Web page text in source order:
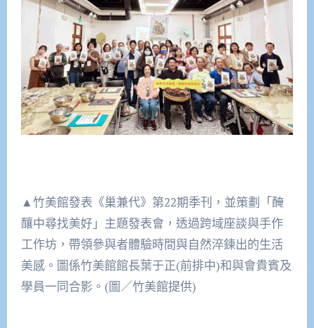
▲竹美館發表《巢兼代》第22期季刊，並策劃「醃
釀中尋找美好」主題發表會，透過跨域座談與手作
工作坊，帶領參與者體驗時間與自然淬鍊出的生活
美感。圖係竹美館館長葉于正(前排中)和與會貴賓及
學員一同合影。(圖／竹美館提供)